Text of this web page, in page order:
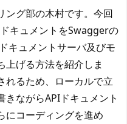
グ部の木村です。 今回
キュメントをSwaggerの
キュメントサーバ及びモ
上げる方法を紹介しま
れるため、ローカルで立
ながらAPIドキュメント
にコーディングを進め